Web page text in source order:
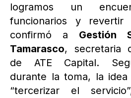
logramos un
funcionarios y revertir
confirmó a Gestión
Tamarasco, secretaria
de ATE Capital.
durante la toma, la
“tercerizar el